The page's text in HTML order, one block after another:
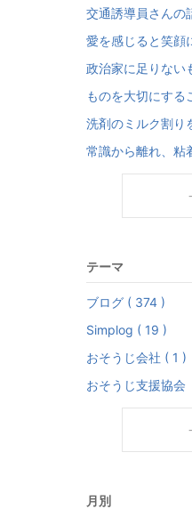
交通誘導員さんの
愛を感じると笑顔
政治家に足りない
ものを大切にする
洗剤のミルク割り
常識から離れ、粘
テーマ
ブログ ( 374 )
Simplog ( 19 )
おそうじ会社 ( 1 )
おそうじ支援協
月別